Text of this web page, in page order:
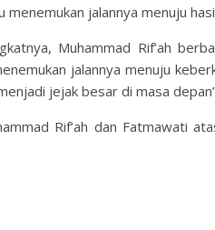
menemukan jalannya menuju
Muhammad Rif’ah
jalannya menuju
jejak besar di masa
Rif’ah dan Fatmawati